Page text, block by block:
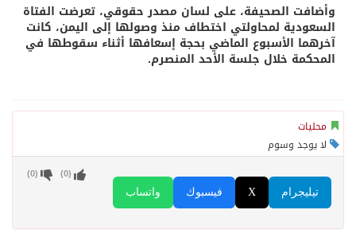
وأضافت الصحيفة، على لسان مصدر حقوقي، تعرضت الفتاة
السعودية لمحاولتي اختطاف منذ وصولها إلى اليمن، كانت
آخرهما الأسبوع الماضي بحجة إسعافها أثناء سقوطها في
المحكمة خلال جلسة الأحد المنصرم.
محليات
لا يوجد وسوم
واتساب فيسبوك X تيليجرام
(
0
) (
0
)